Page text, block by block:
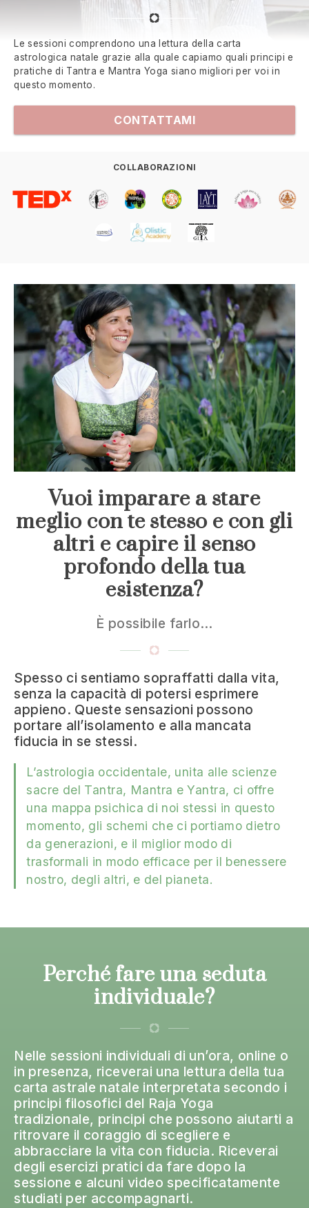
Le sessioni comprendono una lettura della carta
astrologica natale grazie alla quale capiamo quali principi e
pratiche di Tantra e Mantra Yoga siano migliori per voi in
questo momento.
CONTATTAMI
COLLABORAZIONI
Vuoi imparare a stare
meglio con te stesso e con gli
altri e capire il senso
profondo della tua
esistenza?
È possibile farlo…
Spesso ci sentiamo sopraffatti dalla vita,
senza la capacità di potersi esprimere
appieno. Queste sensazioni possono
portare all’isolamento e alla mancata
fiducia in se stessi.
L’astrologia occidentale, unita alle scienze
sacre del Tantra, Mantra e Yantra, ci offre
una mappa psichica di noi stessi in questo
momento, gli schemi che ci portiamo dietro
da generazioni, e il miglior modo di
trasformali in modo efficace per il benessere
nostro, degli altri, e del pianeta.
Perché fare una seduta
individuale?
Nelle sessioni individuali di un’ora, online o
in presenza, riceverai una lettura della tua
carta astrale natale interpretata secondo i
principi filosofici del Raja Yoga
tradizionale, principi che possono aiutarti a
ritrovare il coraggio di scegliere e
abbracciare la vita con fiducia. Riceverai
degli esercizi pratici da fare dopo la
sessione e alcuni video specificatamente
studiati per accompagnarti.